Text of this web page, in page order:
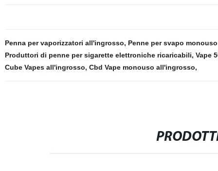
Penna per vaporizzatori all'ingrosso, Penne per svapo
Produttori di penne per sigarette elettroniche ricaricabili, Vape
Cube Vapes all'ingrosso, Cbd Vape monouso all'ingrosso,